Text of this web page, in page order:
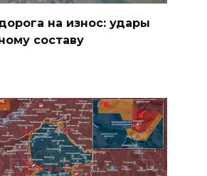
на износ: удары
составу